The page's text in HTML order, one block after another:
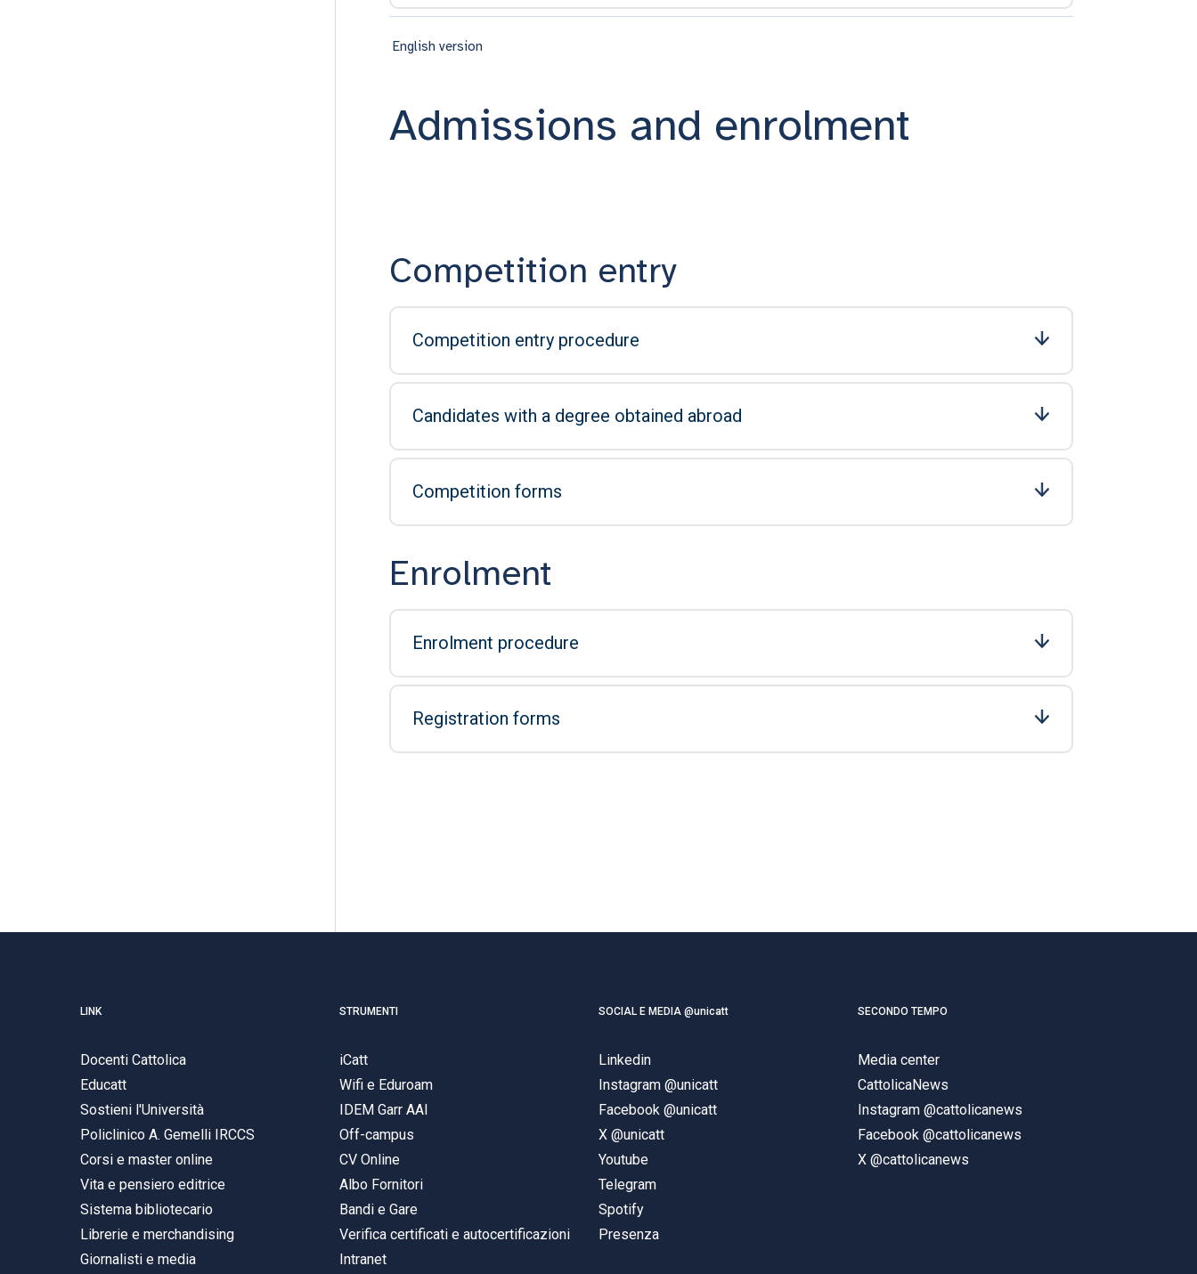
English version
Admissions and enrolment
Competition entry
Competition entry procedure
Candidates with a degree obtained abroad
Competition forms
Enrolment
Enrolment procedure
Registration forms
LINK
Docenti Cattolica
Educatt
Sostieni l'Università
Policlinico A. Gemelli IRCCS
Corsi e master online
Vita e pensiero editrice
Sistema bibliotecario
Librerie e merchandising
Giornalisti e media
STRUMENTI
iCatt
Wifi e Eduroam
IDEM Garr AAI
Off-campus
CV Online
Albo Fornitori
Bandi e Gare
Verifica certificati e autocertificazioni
Intranet
SOCIAL E MEDIA @unicatt
Linkedin
Instagram @unicatt
Facebook @unicatt
X @unicatt
Youtube
Telegram
Spotify
Presenza
SECONDO TEMPO
Media center
CattolicaNews
Instagram @cattolicanews
Facebook @cattolicanews
X @cattolicanews